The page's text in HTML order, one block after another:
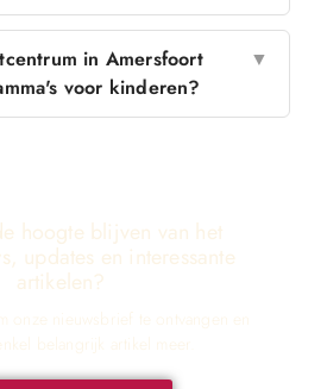
in Amersfoort
voor kinderen?
▼
hoogte blijven van het
updates en interessante
artikelen?
onze nieuwsbrief te ontvangen en
belangrijk artikel meer.